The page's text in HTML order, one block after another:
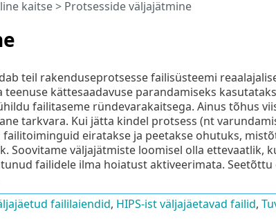
kaitse> Protsesside väljajätmine
teil rakenduseprotsesse failisüsteemi
kättesaadavuse parandamiseks
failitaseme ründevarakaitsega. Ainus tõhus
tarkvara. Kui jätta kindel protsess (nt
eiratakse ja peetakse ohutuks,
väljajätmiste loomisel olla ettevaatlik,
failidele ilma hoiatust aktiveerimata.
faililaiendid, HIPS-ist väljajäetavad failid,